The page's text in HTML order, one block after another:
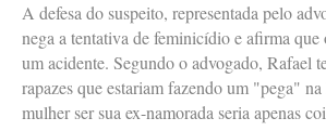
A defesa do suspeito, representada pelo
nega a tentativa de feminicídio e afirma
um acidente. Segundo o advogado, Rafael
rapazes que estariam fazendo um "pega"
mulher ser sua ex-namorada seria apenas